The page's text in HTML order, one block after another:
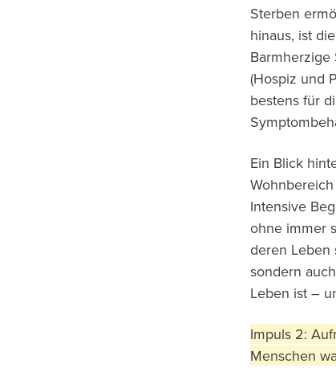
Sterben
hinaus, ist
(Hospiz und
bestens für
Ein Blick
Intensive
ohne immer
deren Leben
sondern
Leben ist –
Impuls 2:
Menschen